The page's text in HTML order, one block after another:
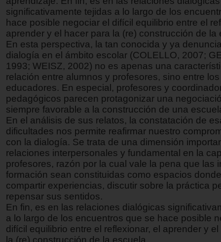
significativamente tejidas a lo largo de los
hace posible negociar el difícil equilibrio entre el
aprender y el hacer para la (re) construcción de la
En esta perspectiva, la tan conocida y ya
dialogía en el ámbito escolar (COLELLO, 2007;
1993; WEISZ, 2002) no es apenas una
relación entre alumnos y profesores, sino entre
educadores. En especial, profesores y
pedagógicos parecen protagonizar una
siempre favorable a la construcción de una
En el análisis de sus relatos, la constatación de
dificultades nos permite reafirmar nuestro
con la dialogía. Se trata de una dimensión
relaciones interpersonales y fundamental en la
profesores, razón por la cual vale la pena que las
formación sean constituidas como espacios
compartir experiencias, discutir sobre la práctica
repensar sus sentidos.
En fin, es en las relaciones dialógicas
a lo largo de los encuentros que se hace posible
difícil equilibrio entre el reflexionar, el aprender y
la (re) construcción de la escuela.